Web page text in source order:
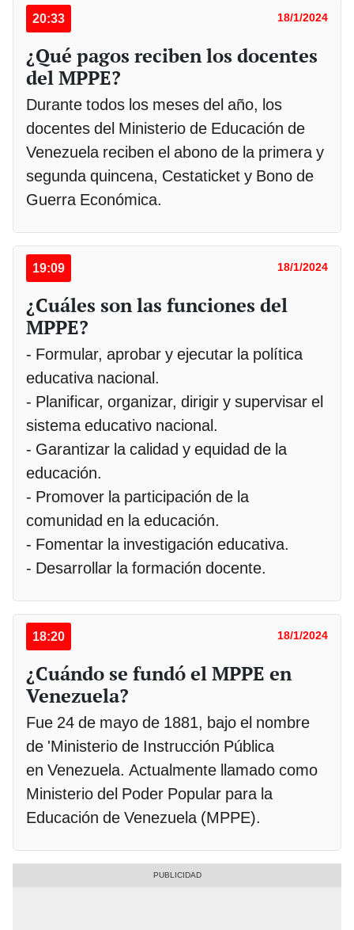
20:33 18/1/2024
¿Qué pagos reciben los docentes
del MPPE?
Durante todos los meses del año, los
docentes del Ministerio de Educación de
Venezuela reciben el abono de la primera y
segunda quincena, Cestaticket y Bono de
Guerra Económica.
19:09 18/1/2024
¿Cuáles son las funciones del
MPPE?
- Formular, aprobar y ejecutar la política
educativa nacional.
- Planificar, organizar, dirigir y supervisar el
sistema educativo nacional.
- Garantizar la calidad y equidad de la
educación.
- Promover la participación de la
comunidad en la educación.
- Fomentar la investigación educativa.
- Desarrollar la formación docente.
18:20 18/1/2024
¿Cuándo se fundó el MPPE en
Venezuela?
Fue 24 de mayo de 1881, bajo el nombre
de 'Ministerio de Instrucción Pública
en Venezuela. Actualmente llamado como
Ministerio del Poder Popular para la
Educación de Venezuela (MPPE).